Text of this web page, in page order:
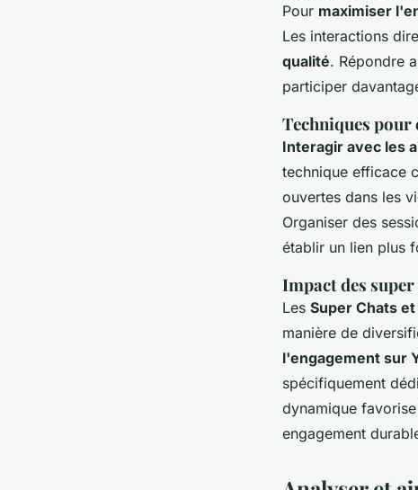
Pour maximiser
Les interactions
qualité. Répondre
participer
Techniques pour
Interagir avec les
technique efficace
ouvertes dans les
Organiser des
établir un lien plus
Impact des
Les Super Chats
manière de
l'engagement sur
spécifiquement
dynamique
engagement